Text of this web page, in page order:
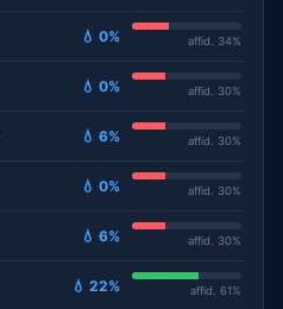
💧 0% affid. 34%
💧 0% affid. 30%
💧 6% affid. 30%
💧 0% affid. 30%
💧 6% affid. 30%
💧 22% affid. 61%